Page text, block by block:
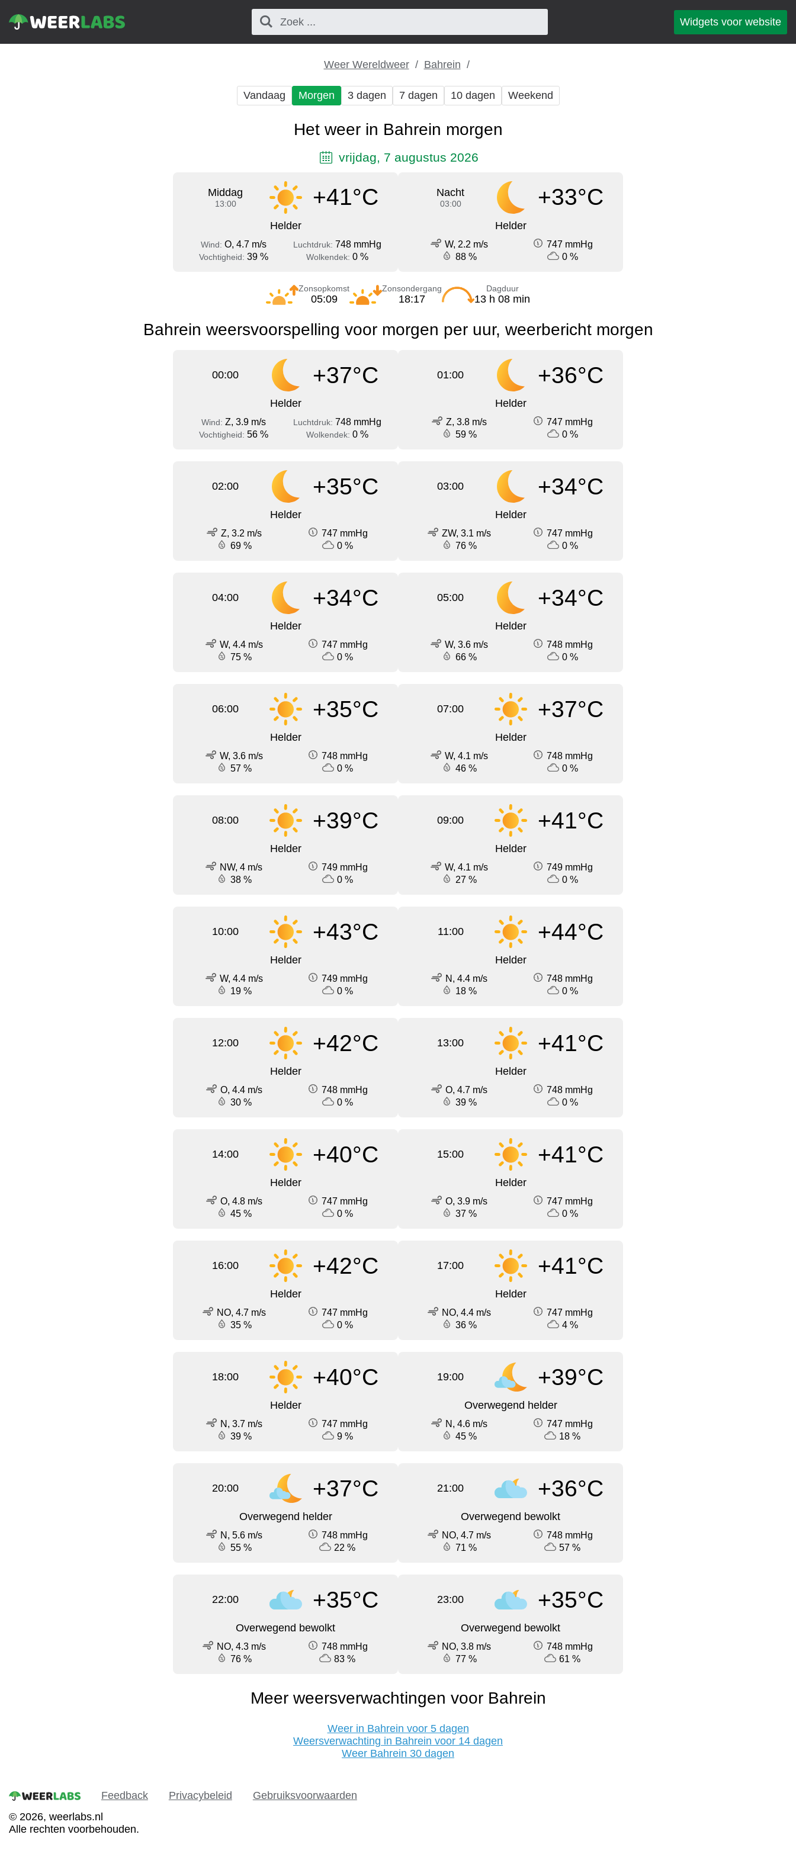
Widgets voor website
Weer Wereldweer Bahrein
Vandaag Morgen 3 dagen 7 dagen 10 dagen Weekend
Het weer in Bahrein morgen
vrijdag, 7 augustus 2026
Middag
13:00 +41°C
Helder
Wind: O, 4.7 m/s Luchtdruk: 748 mmHg
Vochtigheid: 39 % Wolkendek: 0 %
Nacht
03:00 +33°C
Helder
W, 2.2 m/s
747 mmHg
88 %
0 %
Zonsopkomst
05:09
Zonsondergang
18:17
Dagduur
13 h 08 min
Bahrein weersvoorspelling voor morgen per uur, weerbericht morgen
00:00 +37°C
Helder
Wind: Z, 3.9 m/s Luchtdruk: 748 mmHg
Vochtigheid: 56 % Wolkendek: 0 %
01:00 +36°C
Helder
Z, 3.8 m/s
747 mmHg
59 %
0 %
02:00 +35°C
Helder
Z, 3.2 m/s
747 mmHg
69 %
0 %
03:00 +34°C
Helder
ZW, 3.1 m/s
747 mmHg
76 %
0 %
04:00 +34°C
Helder
W, 4.4 m/s
747 mmHg
75 %
0 %
05:00 +34°C
Helder
W, 3.6 m/s
748 mmHg
66 %
0 %
06:00 +35°C
Helder
W, 3.6 m/s
748 mmHg
57 %
0 %
07:00 +37°C
Helder
W, 4.1 m/s
748 mmHg
46 %
0 %
08:00 +39°C
Helder
NW, 4 m/s
749 mmHg
38 %
0 %
09:00 +41°C
Helder
W, 4.1 m/s
749 mmHg
27 %
0 %
10:00 +43°C
Helder
W, 4.4 m/s
749 mmHg
19 %
0 %
11:00 +44°C
Helder
N, 4.4 m/s
748 mmHg
18 %
0 %
12:00 +42°C
Helder
O, 4.4 m/s
748 mmHg
30 %
0 %
13:00 +41°C
Helder
O, 4.7 m/s
748 mmHg
39 %
0 %
14:00 +40°C
Helder
O, 4.8 m/s
747 mmHg
45 %
0 %
15:00 +41°C
Helder
O, 3.9 m/s
747 mmHg
37 %
0 %
16:00 +42°C
Helder
NO, 4.7 m/s
747 mmHg
35 %
0 %
17:00 +41°C
Helder
NO, 4.4 m/s
747 mmHg
36 %
4 %
18:00 +40°C
Helder
N, 3.7 m/s
747 mmHg
39 %
9 %
19:00 +39°C
Overwegend helder
N, 4.6 m/s
747 mmHg
45 %
18 %
20:00 +37°C
Overwegend helder
N, 5.6 m/s
748 mmHg
55 %
22 %
21:00 +36°C
Overwegend bewolkt
NO, 4.7 m/s
748 mmHg
71 %
57 %
22:00 +35°C
Overwegend bewolkt
NO, 4.3 m/s
748 mmHg
76 %
83 %
23:00 +35°C
Overwegend bewolkt
NO, 3.8 m/s
748 mmHg
77 %
61 %
Meer weersverwachtingen voor Bahrein
Weer in Bahrein voor 5 dagen
Weersverwachting in Bahrein voor 14 dagen
Weer Bahrein 30 dagen
Feedback Privacybeleid
Gebruiksvoorwaarden
© 2026, weerlabs.nl
Alle rechten voorbehouden.